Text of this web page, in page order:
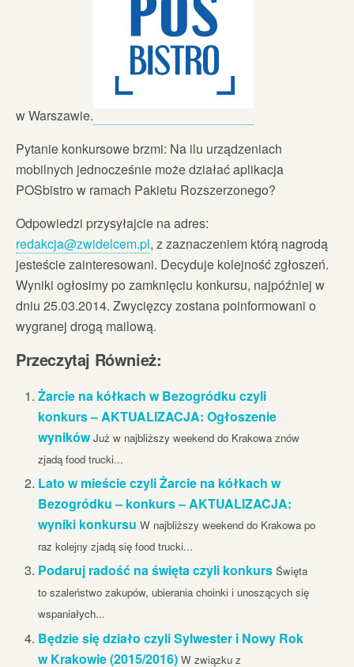
w Warszawie.
Pytanie konkursowe brzmi: Na ilu urządzeniach
mobilnych jednocześnie może działać aplikacja
POSbistro w ramach Pakietu Rozszerzonego?
Odpowiedzi przysyłajcie na adres:
redakcja@zwidelcem.pl, z zaznaczeniem którą nagrodą
jesteście zainteresowani. Decyduje kolejność zgłoszeń.
Wyniki ogłosimy po zamknięciu konkursu, najpóźniej w
dniu 25.03.2014. Zwycięzcy zostana poinformowani o
wygranej drogą mailową.
Przeczytaj Również:
Żarcie na kółkach w Bezogródku czyli
konkurs – AKTUALIZACJA: Ogłoszenie
wyników Już w najbliższy weekend do Krakowa znów
zjadą food trucki...
Lato w mieście czyli Żarcie na kółkach w
Bezogródku – konkurs – AKTUALIZACJA:
wyniki konkursu W najbliższy weekend do Krakowa po
raz kolejny zjadą się food trucki...
Podaruj radość na święta czyli konkurs Święta
to szaleństwo zakupów, ubierania choinki i unoszących się
wspaniałych...
Będzie się działo czyli Sylwester i Nowy Rok
w Krakowie (2015/2016) W związku z